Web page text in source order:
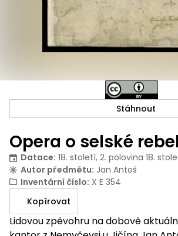
Opera o selské
Datace: 18. století, 2. polovina 18.
Autor předmětu: Jan Antoš
Inventární číslo: X E 354
Kopírovat
Lidovou zpěvohru na dobově
Stáhnout